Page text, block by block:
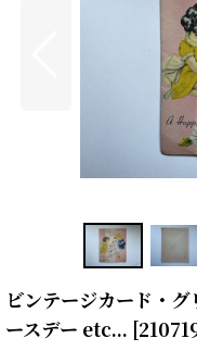
ビンテージカード・
ースデー etc... [